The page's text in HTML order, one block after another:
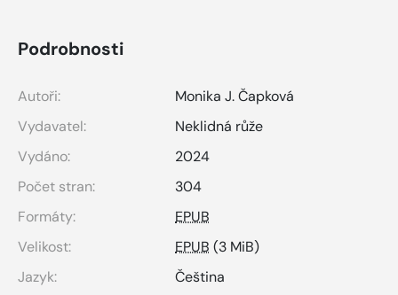
Podrobnosti
Autoři:
Monika J. Čapková
Vydavatel:
Neklidná růže
Vydáno:
2024
Počet stran:
304
Formáty:
EPUB
Velikost:
EPUB (3 MiB)
Jazyk:
Čeština